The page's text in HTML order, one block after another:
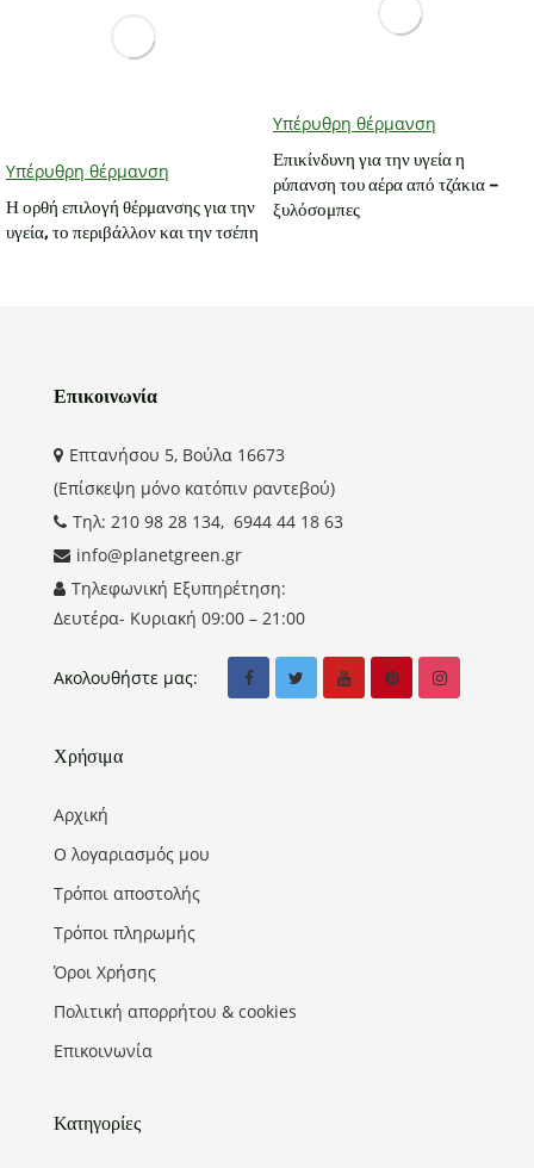
Υπέρυθρη θέρμανση
Η ορθή επιλογή θέρμανσης για την
υγεία, το περιβάλλον και την τσέπη
Υπέρυθρη θέρμανση
Επικίνδυνη για την υγεία η
ρύπανση του αέρα από τζάκια –
ξυλόσομπες
Επικοινωνία
Επτανήσου 5, Βούλα 16673
(Επίσκεψη μόνο κατόπιν ραντεβού)
Τηλ: 210 98 28 134, 6944 44 18 63
info@planetgreen.gr
Τηλεφωνική Εξυπηρέτηση:
Δευτέρα- Κυριακή 09:00 – 21:00
Ακολουθήστε μας:
Χρήσιμα
Αρχική
Ο λογαριασμός μου
Τρόποι αποστολής
Τρόποι πληρωμής
Όροι Χρήσης
Πολιτική απορρήτου & cookies
Επικοινωνία
Κατηγορίες